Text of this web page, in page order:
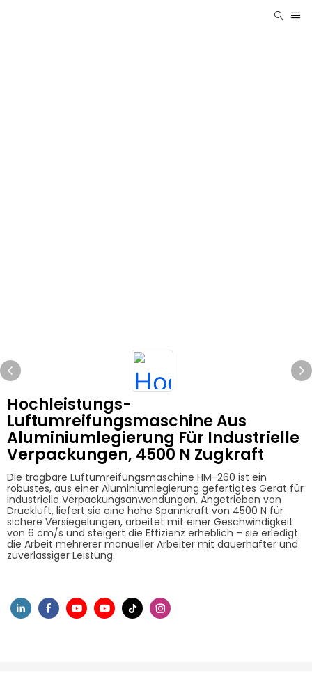
Hochleistungs-
Luftumreifungsmaschine Aus
Aluminiumlegierung Für Industrielle
Verpackungen, 4500 N Zugkraft
Die tragbare Luftumreifungsmaschine HM-260 ist ein
robustes, aus einer Aluminiumlegierung gefertigtes Gerät für
industrielle Verpackungsanwendungen. Angetrieben von
Druckluft, liefert sie eine hohe Spannkraft von 4500 N für
sichere Versiegelungen, arbeitet mit einer Geschwindigkeit
von 6 cm/s und steigert die Effizienz erheblich – sie erledigt
die Arbeit mehrerer manueller Arbeiter mit dauerhafter und
zuverlässiger Leistung.